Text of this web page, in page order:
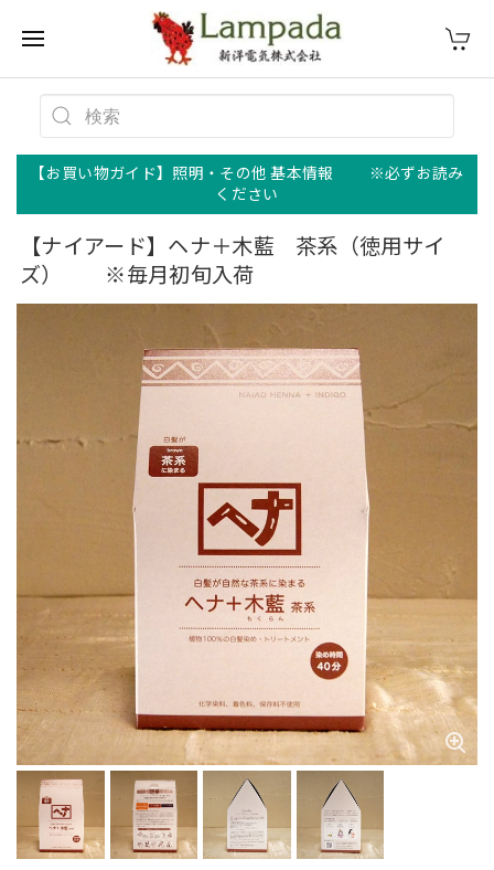
【お買い物ガイド】照明・その他 基本情報 ※必ずお読み
ください
【ナイアード】ヘナ＋木藍 茶系（徳用サイ
ズ） ※毎月初旬入荷